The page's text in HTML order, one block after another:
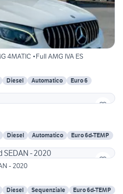
4MATIC •Full AMG IVA ES
Diesel Automatico
Euro 6
Diesel Automatico
Euro 6d-TEMP
- 2020
Diesel Sequenziale Euro 6d-TEMP